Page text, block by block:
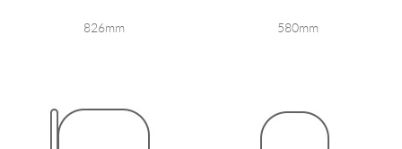
826mm 580mm